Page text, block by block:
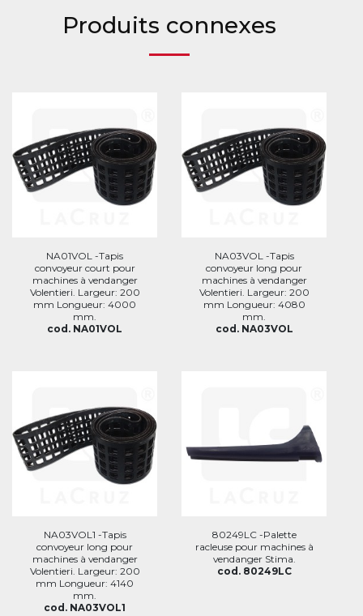
Produits connexes
NA01VOL -Tapis
convoyeur court pour
machines à vendanger
Volentieri. Largeur: 200
mm Longueur: 4000
mm.
cod. NA01VOL
NA03VOL -Tapis
convoyeur long pour
machines à vendanger
Volentieri. Largeur: 200
mm Longueur: 4080
mm.
cod. NA03VOL
NA03VOL1 -Tapis
convoyeur long pour
machines à vendanger
Volentieri. Largeur: 200
mm Longueur: 4140
mm.
cod. NA03VOL1
80249LC -Palette
racleuse pour machines à
vendanger Stima.
cod. 80249LC